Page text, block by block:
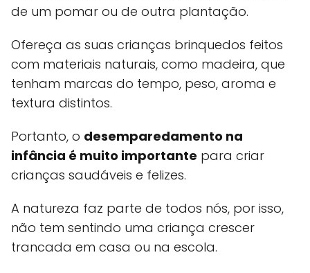
de um pomar ou de outra plantação.
Ofereça as suas crianças brinquedos feitos
com materiais naturais, como madeira, que
tenham marcas do tempo, peso, aroma e
textura distintos.
Portanto, o desemparedamento na
infância é muito importante para criar
crianças saudáveis e felizes.
A natureza faz parte de todos nós, por isso,
não tem sentindo uma criança crescer
trancada em casa ou na escola.